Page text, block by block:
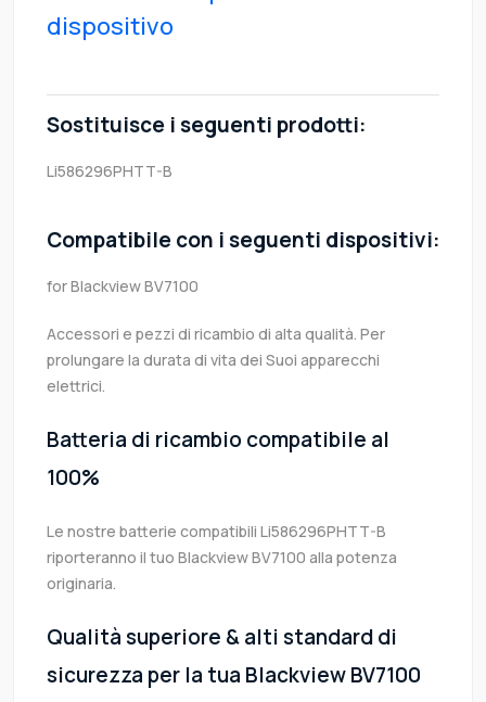
dispositivo
Sostituisce i seguenti prodotti:
Li586296PHTT-B
Compatibile con i seguenti dispositivi:
for Blackview BV7100
Accessori e pezzi di ricambio di alta qualità. Per
prolungare la durata di vita dei Suoi apparecchi
elettrici.
Batteria di ricambio compatibile al
100%
Le nostre batterie compatibili Li586296PHTT-B
riporteranno il tuo Blackview BV7100 alla potenza
originaria.
Qualità superiore & alti standard di
sicurezza per la tua Blackview BV7100